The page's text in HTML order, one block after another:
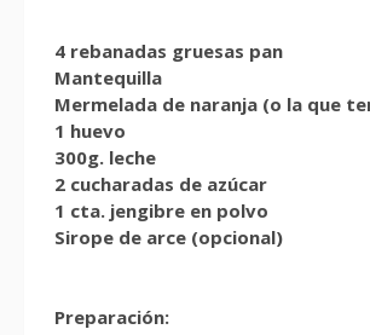
4 rebanadas gruesas pan
Mantequilla
Mermelada de naranja (o la que
1 huevo
300g. leche
2 cucharadas de azúcar
1 cta. jengibre en polvo
Sirope de arce (opcional)
Preparación: